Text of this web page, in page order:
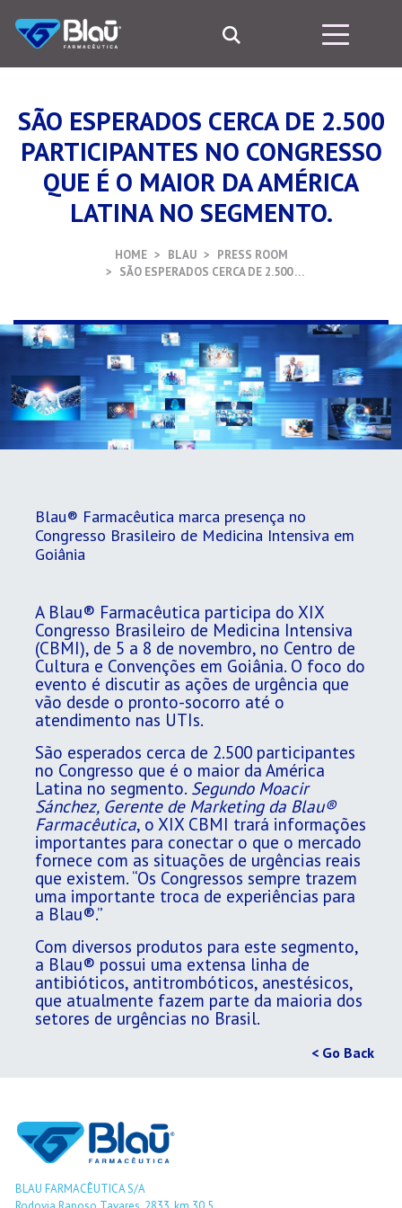
SÃO ESPERADOS CERCA DE 2.500
PARTICIPANTES NO CONGRESSO
QUE É O MAIOR DA AMÉRICA
LATINA NO SEGMENTO.
HOME BLAU
PRESS ROOM
SÃO ESPERADOS CERCA DE 2.500 …
Blau® Farmacêutica marca presença no
Congresso Brasileiro de Medicina Intensiva em
Goiânia
A Blau® Farmacêutica participa do XIX
Congresso Brasileiro de Medicina Intensiva
(CBMI), de 5 a 8 de novembro, no Centro de
Cultura e Convenções em Goiânia. O foco do
evento é discutir as ações de urgência que
vão desde o pronto-socorro até o
atendimento nas UTIs.
São esperados cerca de 2.500 participantes
no Congresso que é o maior da América
Latina no segmento. Segundo Moacir
Sánchez, Gerente de Marketing da Blau®
Farmacêutica, o XIX CBMI trará informações
importantes para conectar o que o mercado
fornece com as situações de urgências reais
que existem. “Os Congressos sempre trazem
uma importante troca de experiências para
a Blau®.”
Com diversos produtos para este segmento,
a Blau® possui uma extensa linha de
antibióticos, antitrombóticos, anestésicos,
que atualmente fazem parte da maioria dos
setores de urgências no Brasil.
< Go Back
BLAU FARMACÊUTICA S/A